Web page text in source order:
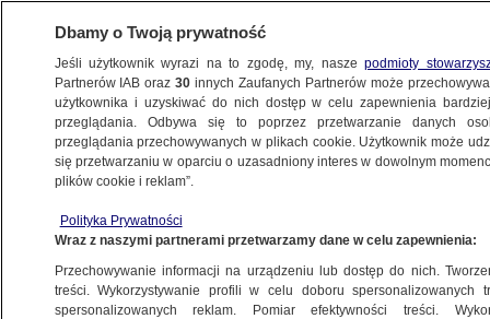
BIZNES
TECH
Znalazła swój życiorys zmyślony
przez AI. "Każdy może mieć
wygenerowaną stronę na swój
temat"
Dbamy o Twoją prywatność
Jeśli użytkownik wyrazi na to zgodę, my, naszepodmioty
Partnerów IAB oraz30 innych Zaufanych Partnerów może
użytkownika i uzyskiwać do nich dostęp w celu zapewnienia
przeglądania. Odbywa się to poprzez przetwarzanie danych
przeglądania przechowywanych w plikach cookie. Użytkownik może
się przetwarzaniu w oparciu o uzasadniony interes w dowolnym
plików cookie i reklam”.
Polityka Prywatności
Wraz z naszymi partnerami przetwarzamy dane w celu zapewnienia:
Przechowywanie informacji na urządzeniu lub dostęp do nich.
treści. Wykorzystywanie profili w celu doboru spersonalizowanych
spersonalizowanych reklam. Pomiar efektywności treści.